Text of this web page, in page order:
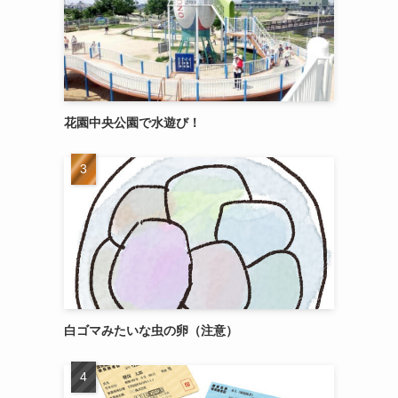
花園中央公園で水遊び！
白ゴマみたいな虫の卵（注意）